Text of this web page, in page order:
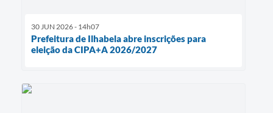
30 JUN 2026 - 14h07
Prefeitura de Ilhabela abre inscrições para
eleição da CIPA+A 2026/2027